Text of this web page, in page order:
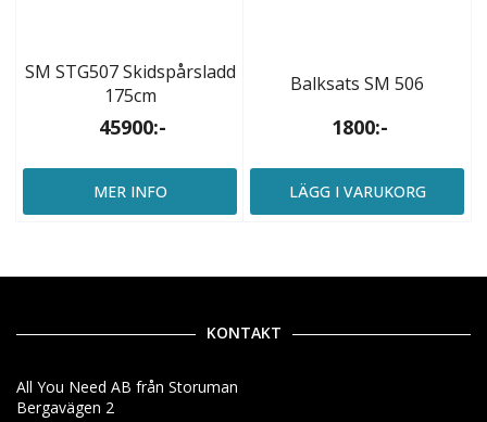
SM STG507 Skidspårsladd
175cm
45900:-
MER INFO
Balksats SM 506
1800:-
LÄGG I VARUKORG
KONTAKT
All You Need AB från Storuman
Bergavägen 2